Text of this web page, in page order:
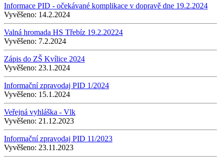
Informace PID - očekávané komplikace v dopravě dne 19.2.2024
Vyvěšeno: 14.2.2024
Valná hromada HS Třebíz 19.2.20224
Vyvěšeno: 7.2.2024
Zápis do ZŠ Kvílice 2024
Vyvěšeno: 23.1.2024
Informační zpravodaj PID 1/2024
Vyvěšeno: 15.1.2024
Veřejná vyhláška - Vlk
Vyvěšeno: 21.12.2023
Informační zpravodaj PID 11/2023
Vyvěšeno: 23.11.2023